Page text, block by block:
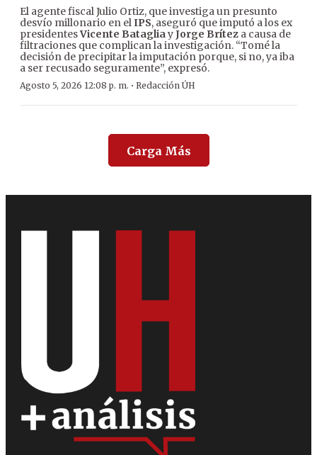
El agente fiscal Julio Ortiz, que investiga un presunto
desvío millonario en elIPS, aseguró que imputó a los ex
presidentesVicente BatagliayJorge Brítez a causa de
filtraciones que complican la investigación. “Tomé la
decisión de precipitar la imputación porque, si no, ya iba
a ser recusado seguramente”, expresó.
Agosto 5, 2026 12:08 p. m. · Redacción ÚH
Carga Más